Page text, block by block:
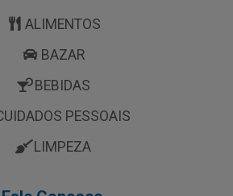
ALIMENTOS
BAZAR
BEBIDAS
PESSOAIS
LIMPEZA